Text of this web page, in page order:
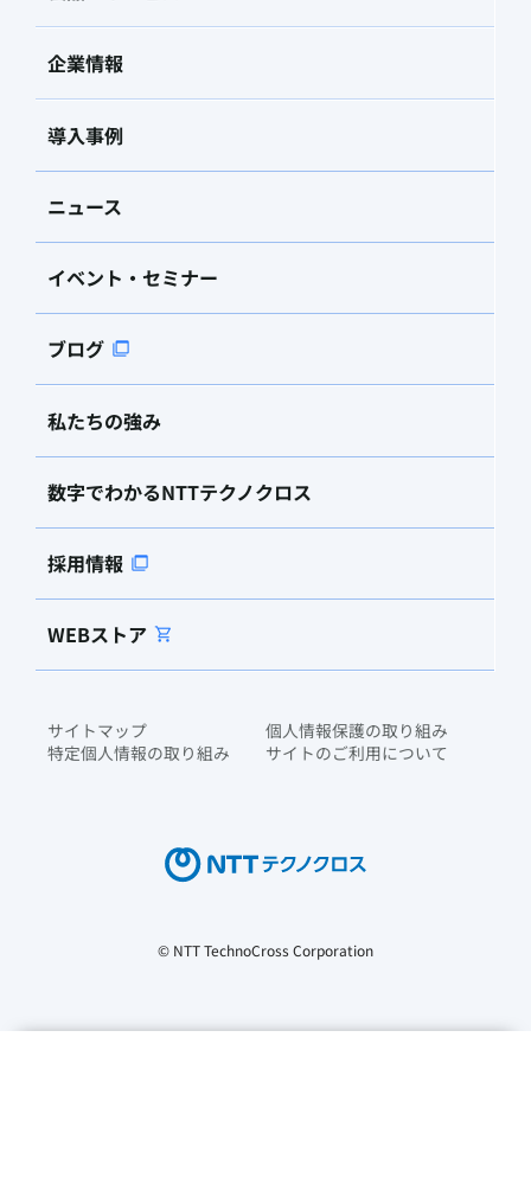
企業情報
導入事例
ニュース
イベント・セミナー
ブログ
私たちの強み
数字でわかるNTTテクノクロス
採用情報
WEBストア
サイトマップ
個人情報保護の取り組み
特定個人情報の取り組み
サイトのご利用について
© NTT TechnoCross Corporation